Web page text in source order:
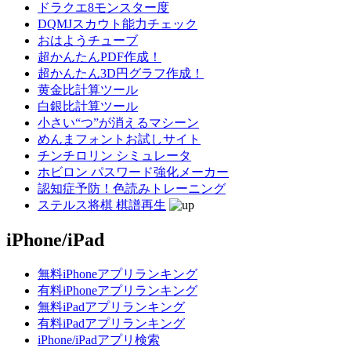
ドラクエ8モンスター度
DQMJスカウト能力チェック
おはようチューブ
超かんたんPDF作成！
超かんたん3D円グラフ作成！
黄金比計算ツール
白銀比計算ツール
小さい“つ”が消えるマシーン
めんまフォントお試しサイト
チンチロリン シミュレータ
ホビロン パスワード強化メーカー
認知症予防！色読みトレーニング
ステルス将棋 棋譜再生
iPhone/iPad
無料iPhoneアプリランキング
有料iPhoneアプリランキング
無料iPadアプリランキング
有料iPadアプリランキング
iPhone/iPadアプリ検索